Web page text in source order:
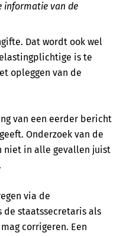
informatie van de
Dat wordt ook wel
is te
opleggen van de
van een eerder bericht
Onderzoek van de
niet in alle gevallen juist
via de
staatssecretaris als
corrigeren. Een